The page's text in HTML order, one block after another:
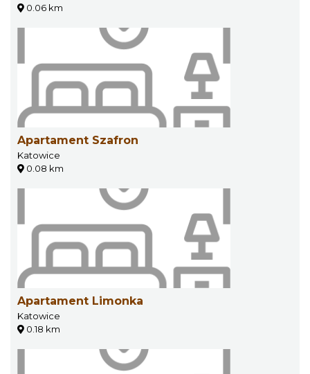
0.06 km
Apartament Szafron
Katowice
0.08 km
Apartament Limonka
Katowice
0.18 km